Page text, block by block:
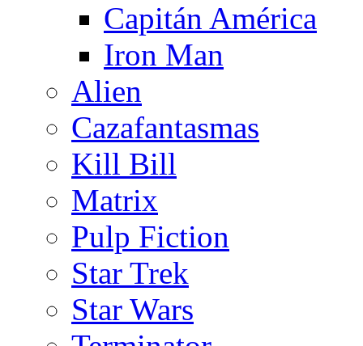
Capitán América
Iron Man
Alien
Cazafantasmas
Kill Bill
Matrix
Pulp Fiction
Star Trek
Star Wars